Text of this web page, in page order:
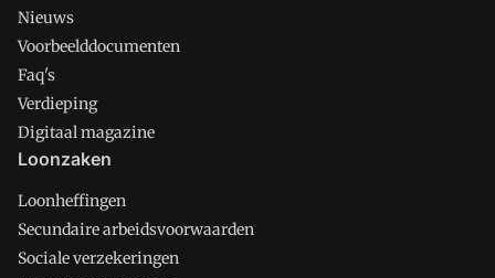
Nieuws
Voorbeelddocumenten
Faq's
Verdieping
Digitaal magazine
Loonzaken
Loonheffingen
Secundaire arbeidsvoorwaarden
Sociale verzekeringen